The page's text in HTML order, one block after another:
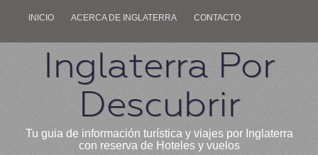
INICIO ACERCA DE INGLATERRA CONTACTO
Inglaterra Por
Descubrir
Tu guia de información turística y viajes por Inglaterra
con reserva de Hoteles y vuelos